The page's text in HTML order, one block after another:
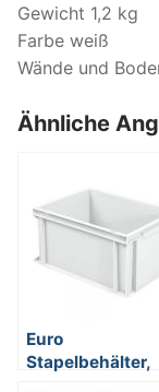
Gewicht 1,2 kg
Farbe weiß
Wände und
Ähnliche
Euro
Stapelbehälter,